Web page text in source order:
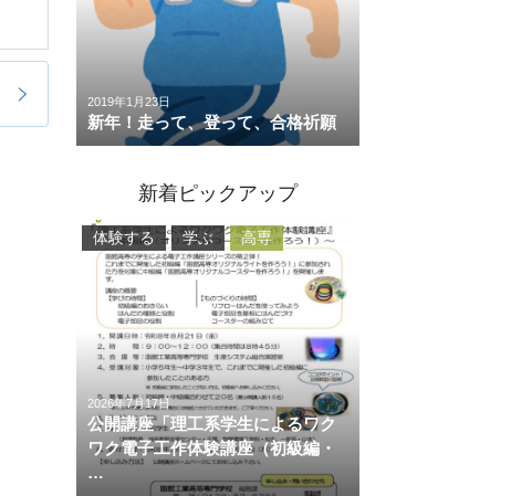
2019年1月23日
新年！走って、登って、合格祈願
新着ピックアップ
2026年7月17日
公開講座「理工系学生によるワク
ワク電子工作体験講座（初級編・
…
体験する 学ぶ 高専